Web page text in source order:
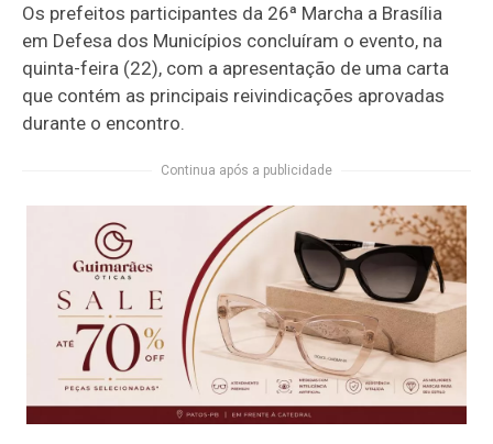
Os prefeitos participantes da 26ª Marcha a Brasília
em Defesa dos Municípios concluíram o evento, na
quinta-feira (22), com a apresentação de uma carta
que contém as principais reivindicações aprovadas
durante o encontro.
Continua após a publicidade